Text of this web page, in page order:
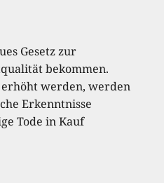
Gesetz zur
bekommen.
werden, werden
Erkenntnisse
Tode in Kauf